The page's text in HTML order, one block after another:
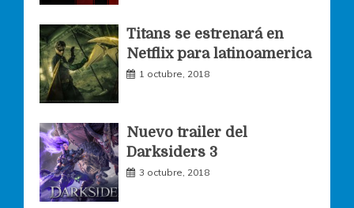
o
o
g
m
r
Titans se estrenará en
Netflix para latinoamerica
1 octubre, 2018
Nuevo trailer del
Darksiders 3
3 octubre, 2018